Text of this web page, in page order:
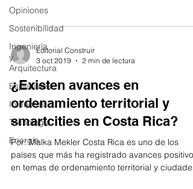
Opiniones
Sostenibilidad
Ingeniería
y
Arquitectura
Especiales
Interiores
Tecnología
Energía
Editorial Construir
3 oct 2019
2 min de lectura
¿Existen avances en
ordenamiento territorial y
smartcities en Costa Rica?
Por: Malka Mekler Costa Rica es uno de los
países que más ha registrado avances positivos
en temas de ordenamiento territorial y